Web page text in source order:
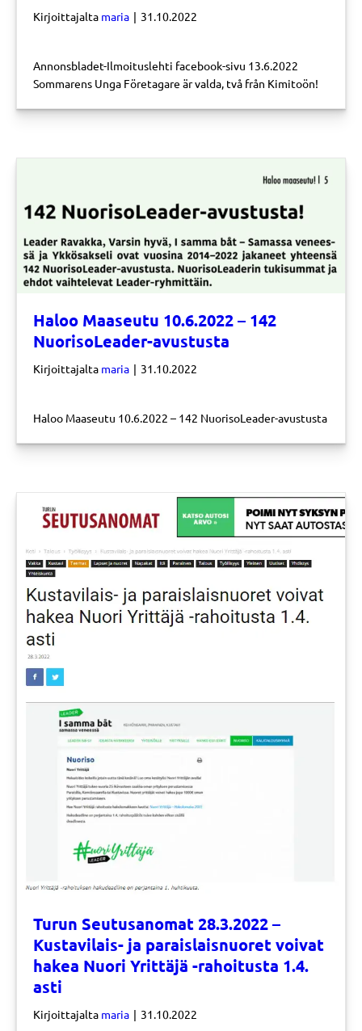
Kirjoittajalta maria | 31.10.2022
Annonsbladet-Ilmoituslehti facebook-sivu 13.6.2022
Sommarens Unga Företagare är valda, två från Kimitoön!
Haloo Maaseutu 10.6.2022 – 142
NuorisoLeader-avustusta
Kirjoittajalta maria | 31.10.2022
Haloo Maaseutu 10.6.2022 – 142 NuorisoLeader-avustusta
Turun Seutusanomat 28.3.2022 –
Kustavilais- ja paraislaisnuoret voivat
hakea Nuori Yrittäjä -rahoitusta 1.4.
asti
Kirjoittajalta maria | 31.10.2022